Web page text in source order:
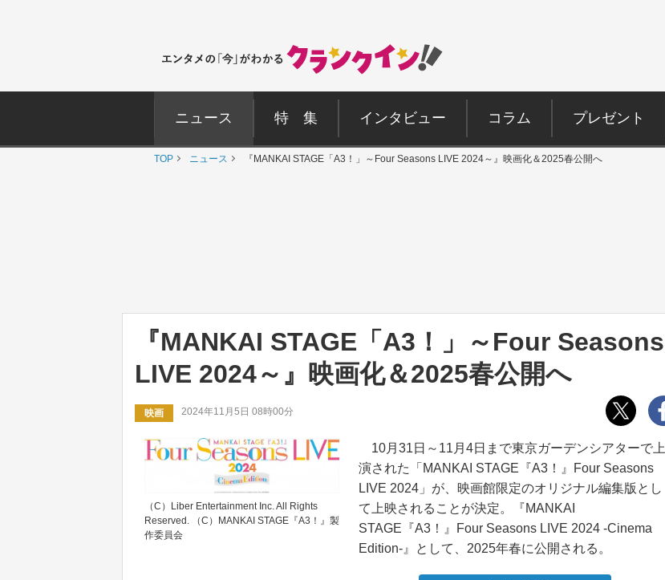
ニュース 特 集 インタビュー コラム プレゼント
TOP ニュース 『MANKAI STAGE「A3！」～Four Seasons LIVE 2024～』映画化＆2025春公開へ
『MANKAI STAGE「A3！」～Four Seasons
LIVE 2024～』映画化＆2025春公開へ
映画 2024年11月5日 08時00分
10月31日～11月4日まで東京ガーデンシアターで上
演された「MANKAI STAGE『A3！』Four Seasons
LIVE 2024」が、映画館限定のオリジナル編集版とし
て上映されることが決定。『MANKAI
STAGE『A3！』Four Seasons LIVE 2024 ‐Cinema
Edition‐』として、2025年春に公開される。
（C）Liber Entertainment Inc. All Rights
Reserved. （C）MANKAI STAGE『A3！』製
作委員会